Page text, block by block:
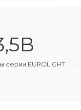
серии EUROLIGHT